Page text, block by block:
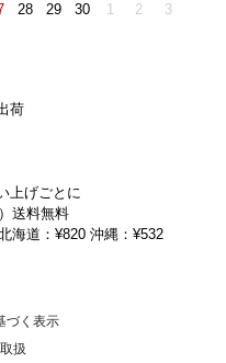
28 29 30 1 2 3
荷
上げごとに
送料無料
海道：¥820 沖縄：¥532
づく表示
扱